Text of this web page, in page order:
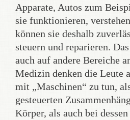
Apparate, Autos zum
sie funktionieren,
können sie deshalb
steuern und reparieren.
auch auf andere Bereiche
Medizin denken die Leute
mit „Maschinen“ zu tun,
gesteuerten
Körper, als auch bei